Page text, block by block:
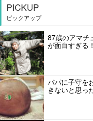
PICKUP
ピックアップ
87歳のアマチ
が面白すぎる
パパに子守を
きないと思っ